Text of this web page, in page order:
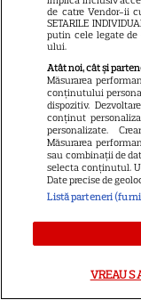
de catre Vendor-ii
SETARILE
putin cele legate
ului.
Atât noi, cât și
Măsurarea
conținutului
dispozitiv.
conținut
personalizate.
Măsurarea
sau combinații de
selecta conținutul.
Date precise de
Listă parteneri
VREAU